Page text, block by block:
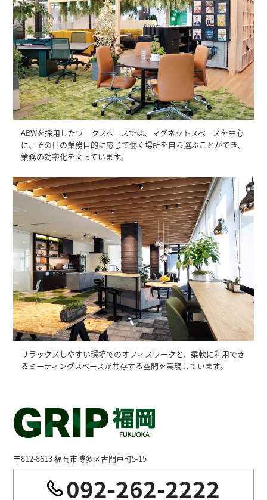
ABWを採用したワークスペースでは、マグネットスペースを中心
に、その日の業務目的に応じて働く場所を自ら選ぶことができ、
業務の効率化を図っています。
リラックスしやすい環境でのオフィスワークと、柔軟に利用でき
るミーティングスペースが共存する空間を実現しています。
〒812-8613 福岡市博多区古門戸町5-15
092-262-2222